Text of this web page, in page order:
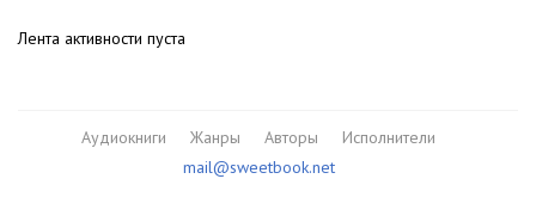
Лента активности пуста
Аудиокниги Жанры Авторы
Исполнители
mail@sweetbook.net